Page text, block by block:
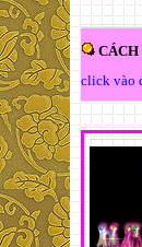
click vào